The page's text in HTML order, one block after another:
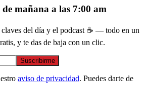
mañana a las 7:00 am
del día y el podcast ☕ — todo en un
y te das de baja con un clic.
Suscribirme
aviso de privacidad. Puedes darte de